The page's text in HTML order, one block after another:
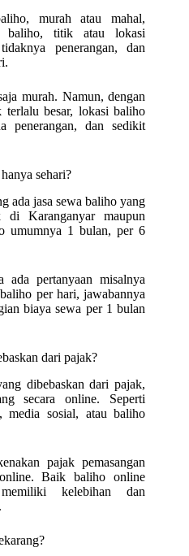
murah atau mahal,
baliho, titik atau lokasi
penerangan, dan
murah. Namun, dengan
terlalu besar, lokasi baliho
penerangan, dan sedikit
sehari?
ada jasa sewa baliho yang
di Karanganyar maupun
umumnya 1 bulan, per 6
pertanyaan misalnya
per hari, jawabannya
biaya sewa per 1 bulan
dari pajak?
dibebaskan dari pajak,
secara online. Seperti
media sosial, atau baliho
pajak pemasangan
Baik baliho online
kelebihan dan